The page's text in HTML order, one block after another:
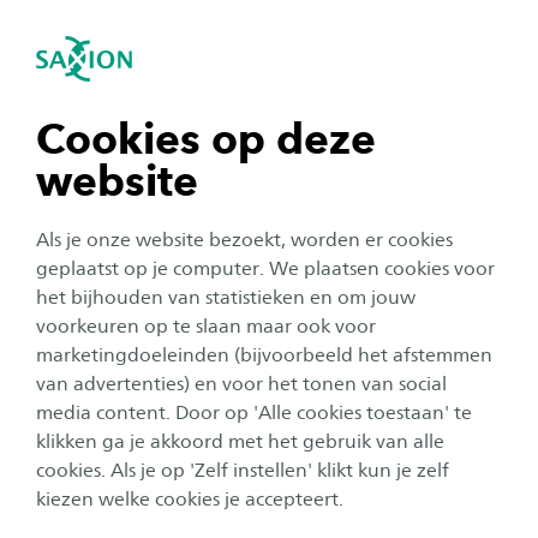
Cookies op deze
website
Als je onze website bezoekt, worden er cookies
geplaatst op je computer. We plaatsen cookies voor
het bijhouden van statistieken en om jouw
voorkeuren op te slaan maar ook voor
marketingdoeleinden (bijvoorbeeld het afstemmen
van advertenties) en voor het tonen van social
media content. Door op 'Alle cookies toestaan' te
klikken ga je akkoord met het gebruik van alle
cookies. Als je op 'Zelf instellen' klikt kun je zelf
kiezen welke cookies je accepteert.
Navigatie openen
tonen
tonen
tonen
tonen
sluiten
Labs
Van kleding die je hartslag checkt tot medische
robots; je valt van de ene in de andere verbazing
in de labs en praktijkruimtes van Saxion. Hier
bieden we praktijkgericht onderwijs en doen
we onderzoek. Vaak in samenwerking met de
buurt, bedrijven en andere instellingen. Ontdek
wat onze labs voor jou kunnen betekenen.
BINNEN SAXION HEBBEN WIJ VERSCHILLENDE
LABS